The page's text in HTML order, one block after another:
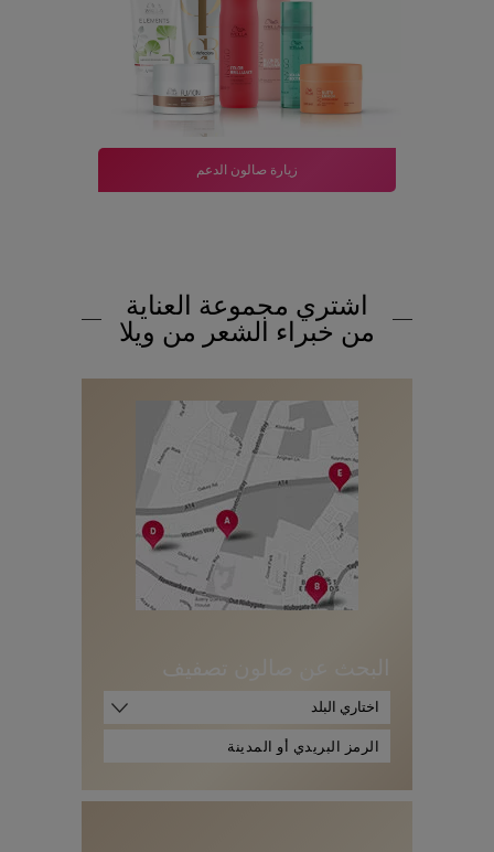
زيارة صالون الدعم
اشتري مجموعة العناية
من خبراء الشعر من ويلا
البحث عن صالون تصفيف
اختاري البلد
ر
ز